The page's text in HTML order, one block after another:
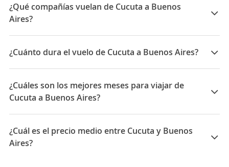
¿Qué compañías vuelan de Cucuta a Buenos
Aires?
Las compañías que vuelan de Cucuta a Buenos Aires
son: LATAM Airlines, Avianca, Aerolineas Argentinas,
JetSmart, Copa Airlines, Air Canada
¿Cuánto dura el vuelo de Cucuta a Buenos Aires?
La duración media para viajar entre Cucuta y Buenos
Aires es 11:49
¿Cuáles son los mejores meses para viajar de
Cucuta a Buenos Aires?
Los mejores meses para viajar de Cucuta a Buenos
Aires son Agosto, Mayo, Septiembre
¿Cuál es el precio medio entre Cucuta y Buenos
Aires?